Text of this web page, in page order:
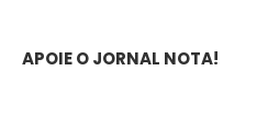
APOIE O JORNAL NOTA!